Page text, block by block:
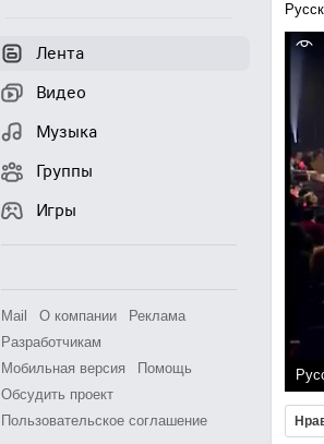
Лента
Видео
Музыка
Группы
Игры
Mail О компании
Реклама
Разработчикам
Мобильная версия
Помощь
Обсудить проект
Пользовательское соглашение